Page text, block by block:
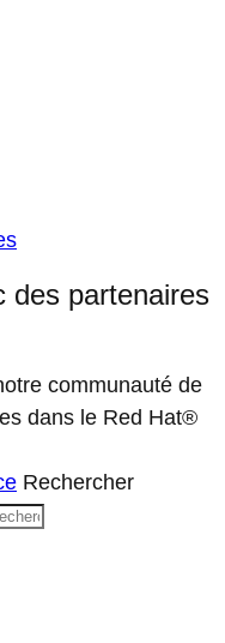
des partenaires
communauté de
dans le Red Hat®
Rechercher